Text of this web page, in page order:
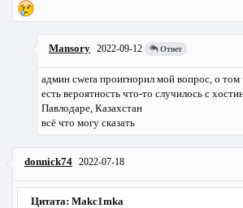
Mansory 2022-09-12 Ответ
админ cwerа проигнорил мой вопрос, о том
есть вероятность что-то случилось с
Павлодаре, Казахстан
всё что могу сказать
donnick74 2022-07-18
Цитата: Makc1mka